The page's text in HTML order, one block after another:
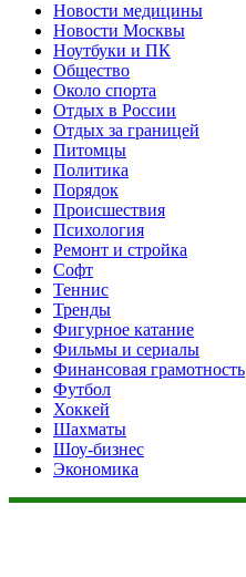
Новости медицины
Новости Москвы
Ноутбуки и ПК
Общество
Около спорта
Отдых в России
Отдых за границей
Питомцы
Политика
Порядок
Происшествия
Психология
Ремонт и стройка
Софт
Теннис
Тренды
Фигурное катание
Фильмы и сериалы
Финансовая грамотность
Футбол
Хоккей
Шахматы
Шоу-бизнес
Экономика